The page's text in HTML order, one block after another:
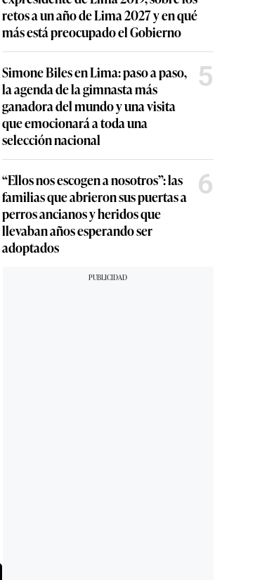
retos a un año de Lima 2027 y en qué
más está preocupado el Gobierno
Simone Biles en Lima: paso a paso,
la agenda de la gimnasta más
ganadora del mundo y una visita
que emocionará a toda una
selección nacional
5
“Ellos nos escogen a nosotros”: las
familias que abrieron sus puertas a
perros ancianos y heridos que
llevaban años esperando ser
adoptados
6